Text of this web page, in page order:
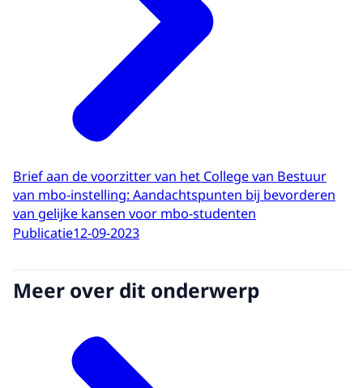
Brief aan de voorzitter van het College van Bestuur
van mbo-instelling: Aandachtspunten bij bevorderen
van gelijke kansen voor mbo-studenten
Publicatie12-09-2023
Meer over dit onderwerp